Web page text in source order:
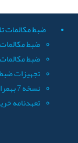
ضبط مکالمات
ضبط
ضبط مکالمات PRI
تجهيزات
نسخه 7 بهمراه CRM
تعهدنامه